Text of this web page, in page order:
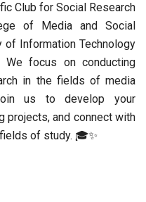
Club for Social Research
of Media and Social
of Information Technology
We focus on conducting
in the fields of media
us to develop your
projects, and connect with
of study. 🎓✨